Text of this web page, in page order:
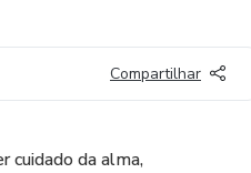
Compartilhar
cuidado da alma,